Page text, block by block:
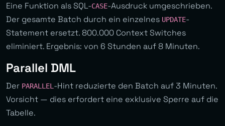
Eine Funktion als SQL-CASE-Ausdruck umgeschrieben.
Der gesamte Batch durch ein einzelnes UPDATE-
Statement ersetzt. 800.000 Context Switches
eliminiert. Ergebnis: von 6 Stunden auf 8 Minuten.
Parallel DML
Der PARALLEL-Hint reduzierte den Batch auf 3 Minuten.
Vorsicht — dies erfordert eine exklusive Sperre auf die
Tabelle.